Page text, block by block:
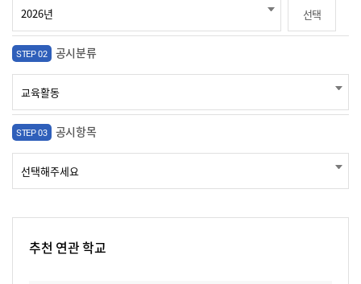
선택
STEP 02 공시분류
STEP 03 공시항목
추천 연관 학교